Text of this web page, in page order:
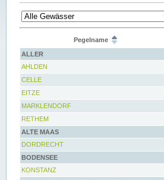
Pegelname
ALLER
AHLDEN
CELLE
EITZE
MARKLENDORF
RETHEM
ALTE MAAS
DORDRECHT
BODENSEE
KONSTANZ